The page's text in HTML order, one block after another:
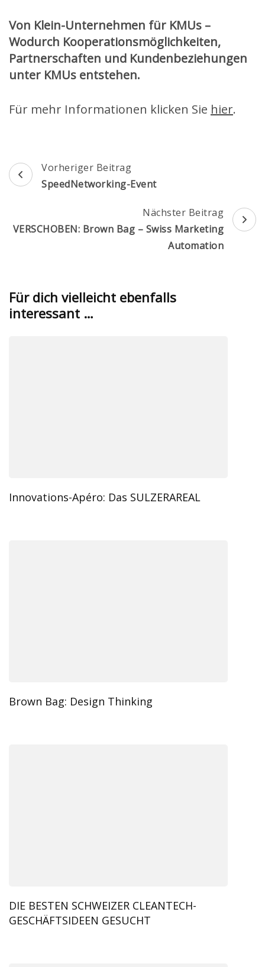
Von Klein-Unternehmen für KMUs –
Wodurch Kooperationsmöglichkeiten,
Partnerschaften und Kundenbeziehungen
unter KMUs entstehen.
Für mehr Informationen klicken Sie hier.
Beitragsnavigation
Vorheriger Beitrag
SpeedNetworking-Event
Nächster Beitrag
VERSCHOBEN: Brown Bag – Swiss Marketing
Automation
Für dich vielleicht ebenfalls
interessant …
Innovations-Apéro: Das SULZERAREAL
Brown Bag: Design Thinking
DIE BESTEN SCHWEIZER CLEANTECH-
GESCHÄFTSIDEEN GESUCHT